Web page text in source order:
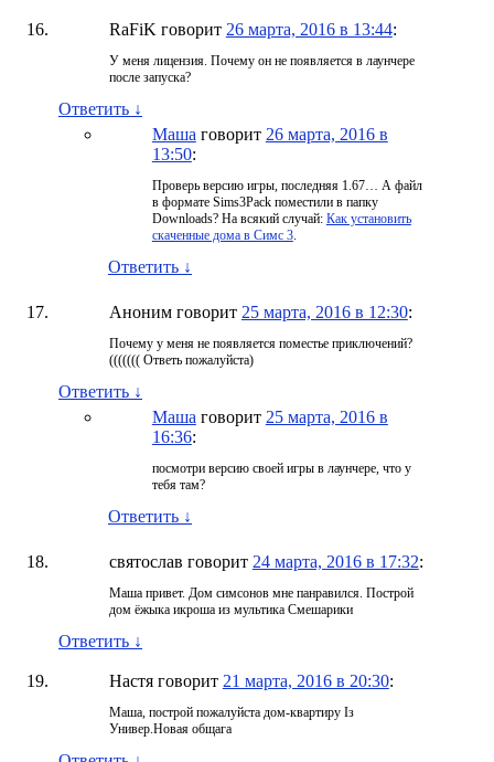
RaFiK говорит 26 марта, 2016 в 13:44:
У меня лицензия. Почему он не появляется в лаунчере
после запуска?
Ответить ↓
Маша говорит 26 марта, 2016 в
13:50:
Проверь версию игры, последняя 1.67… А файл
в формате Sims3Pack поместили в папку
Downloads? На всякий случай: Как установить
скаченные дома в Симс 3.
Ответить ↓
Аноним говорит 25 марта, 2016 в 12:30:
Почему у меня не появляется поместье приключений?
((((((( Ответь пожалуйста)
Ответить ↓
Маша говорит 25 марта, 2016 в
16:36:
посмотри версию своей игры в лаунчере, что у
тебя там?
Ответить ↓
святослав говорит 24 марта, 2016 в 17:32:
Маша привет. Дом симсонов мне панравился. Построй
дом ёжыка икроша из мультика Смешарики
Ответить ↓
Настя говорит 21 марта, 2016 в 20:30:
Маша, построй пожалуйста дом-квартиру Із
Универ.Новая общага